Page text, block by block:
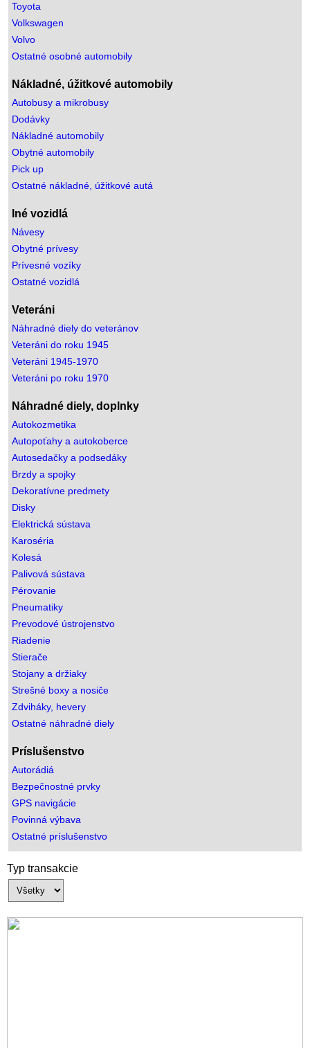
Toyota
Volkswagen
Volvo
Ostatné osobné automobily
Nákladné, úžitkové automobily
Autobusy a mikrobusy
Dodávky
Nákladné automobily
Obytné automobily
Pick up
Ostatné nákladné, úžitkové autá
Iné vozidlá
Návesy
Obytné prívesy
Prívesné vozíky
Ostatné vozidlá
Veteráni
Náhradné diely do veteránov
Veteráni do roku 1945
Veteráni 1945-1970
Veteráni po roku 1970
Náhradné diely, doplnky
Autokozmetika
Autopoťahy a autokoberce
Autosedačky a podsedáky
Brzdy a spojky
Dekoratívne predmety
Disky
Elektrická sústava
Karoséria
Kolesá
Palivová sústava
Pérovanie
Pneumatiky
Prevodové ústrojenstvo
Riadenie
Stierače
Stojany a držiaky
Strešné boxy a nosiče
Zdviháky, hevery
Ostatné náhradné diely
Príslušenstvo
Autorádiá
Bezpečnostné prvky
GPS navigácie
Povinná výbava
Ostatné príslušenstvo
Typ transakcie